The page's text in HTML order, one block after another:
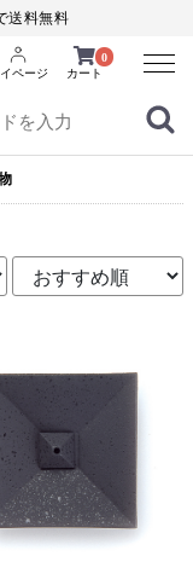
送料無料
0
カート
ページ
Menu